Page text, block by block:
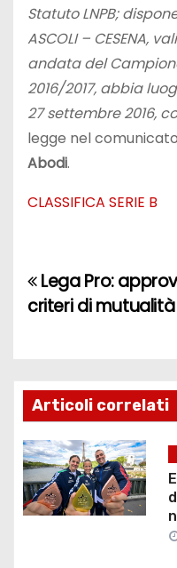
Statuto LNPB;
ASCOLI – CESENA,
andata del
2016/2017, abbia
27 settembre 2016,
legge nel
Abodi.
CLASSIFICA SERIE B
N
i
g
a
z
Lega Pro:
criteri di mutualità
Articoli correlati